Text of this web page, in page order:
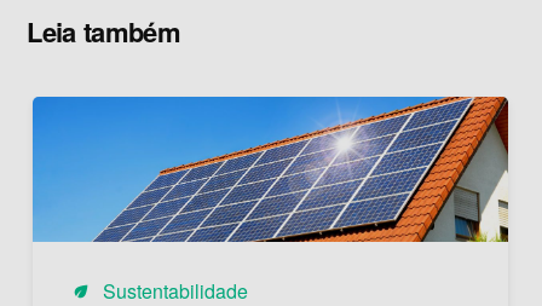
Leia também
eco Sustentabilidade